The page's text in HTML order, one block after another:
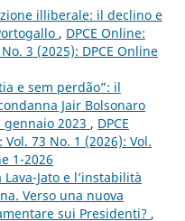
illiberale: il declino e
, DPCE Online:
3 (2025): DPCE Online
e sem perdão”: il
Jair Bolsonaro
2023 , DPCE
73 No. 1 (2026): Vol.
1-2026
Lava-Jato e l’instabilità
Verso una nuova
sui Presidenti? ,